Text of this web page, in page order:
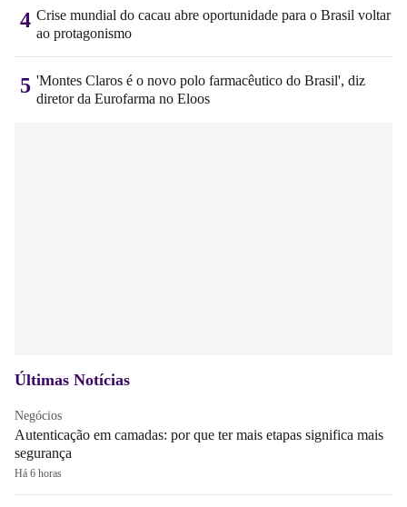
4 Crise mundial do cacau abre oportunidade para o Brasil voltar
ao protagonismo
5 'Montes Claros é o novo polo farmacêutico do Brasil', diz
diretor da Eurofarma no Eloos
Últimas Notícias
Negócios
Autenticação em camadas: por que ter mais etapas significa mais
segurança
Há 6 horas